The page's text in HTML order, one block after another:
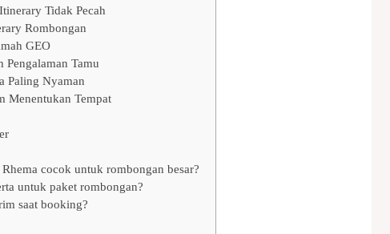
Tidak Pecah
Rombongan
GEO
Tamu
Paling Nyaman
Menentukan Tempat
cocok untuk rombongan besar?
untuk paket rombongan?
saat booking?